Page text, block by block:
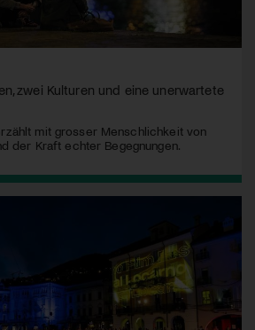
zwei Kulturen und eine unerwartete
mit grosser Menschlichkeit von
der Kraft echter Begegnungen.